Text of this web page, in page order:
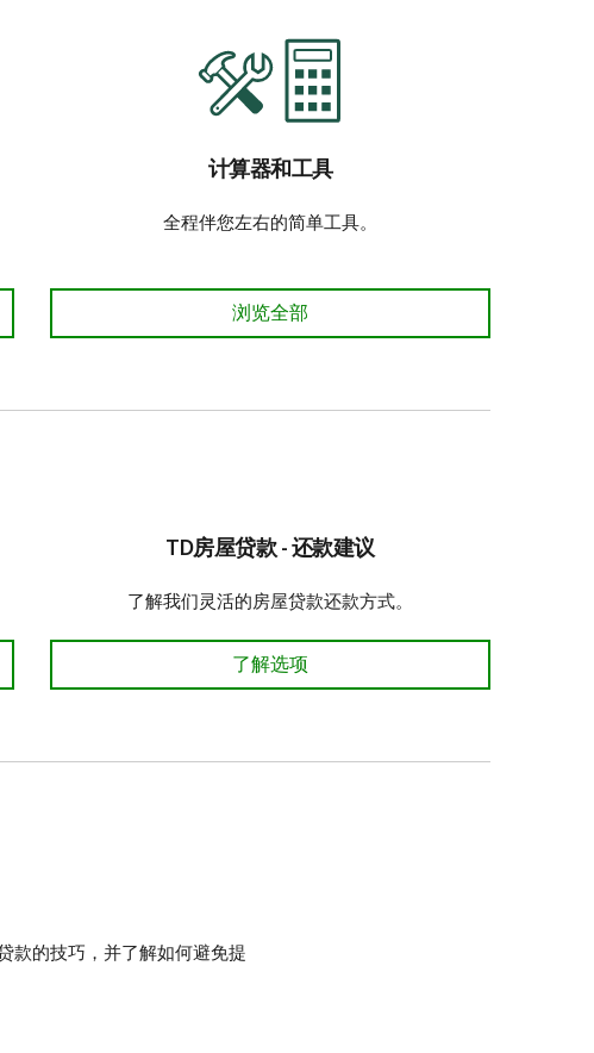
计算器和工具
全程伴您左右的简单工具。
计算器和工具 浏览全部
浏览全部
TD房屋贷款 - 还款建议
了解我们灵活的房屋贷款还款方式。
TD房屋贷款 - 还款建议
了解选项
款的技巧，并了解如何避免提